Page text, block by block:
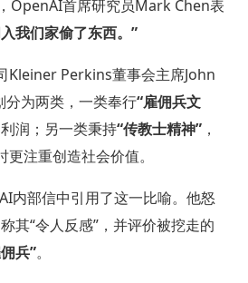
OpenAI首席研究员Mark Chen表
我们家偷了东西。”
Kleiner Perkins董事会主席John
为两类，一类奉行“雇佣兵文
润；另一类秉持“传教士精神”，
注重创造社会价值。
内部信中引用了这一比喻。他怒
其“令人反感”，并评价被挖走的
兵”。